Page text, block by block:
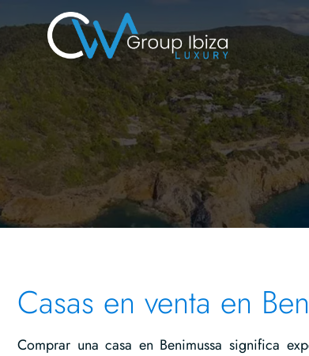
Casas en venta en
Comprar una casa en Benimussa significa